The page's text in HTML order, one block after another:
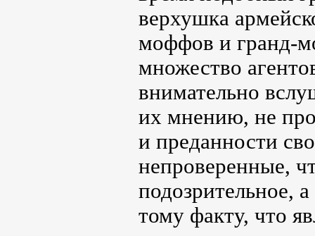
верхушка
моффов и гранд-
множество
внимательно
их мнению, не
и преданности
непроверенные,
подозрительное,
тому факту, что